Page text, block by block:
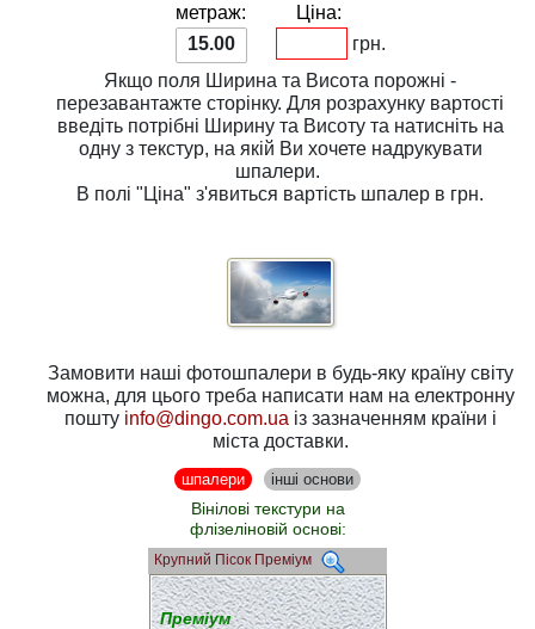
метраж:
15.00
Ціна:
грн.
Якщо поля Ширина та Висота порожні -
перезавантажте сторінку. Для розрахунку вартості
введіть потрібні Ширинута Висотута натисніть на
одну з текстур, на якій Ви хочете надрукувати
шпалери.
В полі"Ціна" з'явиться вартість шпалер в грн.
Замовити наші фотошпалери в будь-яку країну світу
можна, для цього треба написати нам на електронну
пошту info@dingo.com.ua із зазначенням країни і
міста доставки.
шпалери інші основи
Вінілові текстури на
флізеліновій основі:
Крупний Пісок Преміум
Преміум